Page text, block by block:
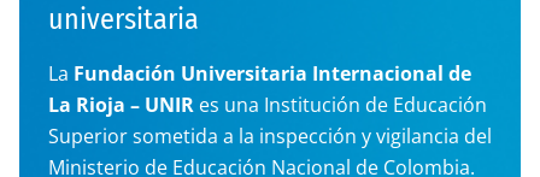
universitaria
La Fundación Universitaria Internacional de
La Rioja – UNIR es una Institución de Educación
Superior sometida a la inspección y vigilancia del
Ministerio de Educación Nacional de Colombia.